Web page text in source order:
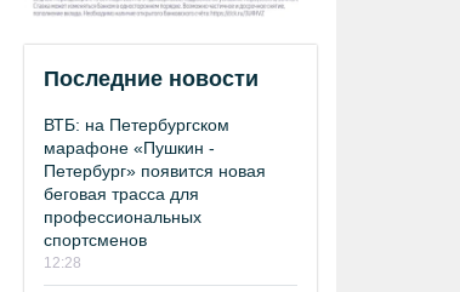
Последние новости
ВТБ: на Петербургском
марафоне «Пушкин -
Петербург» появится новая
беговая трасса для
профессиональных
спортсменов
12:28